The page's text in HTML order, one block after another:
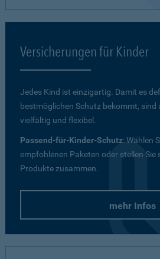
Versicherungen für Kinder
Jedes Kind ist einzigartig. Damit es
bestmöglichen Schutz bekommt, sind
vielfältig und flexibel.
Passend-für-Kinder-Schutz: Wählen
empfohlenen Paketen oder stellen Sie
Produkte zusammen.
mehr Infos